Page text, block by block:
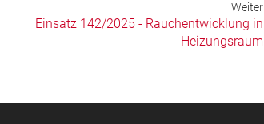
Weiter
Einsatz 142/2025 - Rauchentwicklung in
Heizungsraum